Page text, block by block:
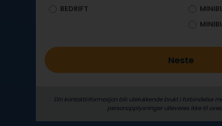
BEDRIFT
Neste
Din kontaktinformasjon blir utelukkende brukt i forbindelse
person­­opplysninger utleveres ikke til